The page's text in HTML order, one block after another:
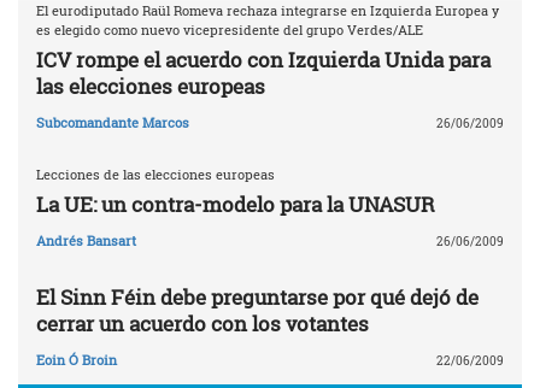
El eurodiputado Raül Romeva rechaza integrarse en Izquierda Europea y
es elegido como nuevo vicepresidente del grupo Verdes/ALE
ICV rompe el acuerdo con Izquierda Unida para
las elecciones europeas
Subcomandante Marcos 26/06/2009
Lecciones de las elecciones europeas
La UE: un contra-modelo para la UNASUR
Andrés Bansart 26/06/2009
El Sinn Féin debe preguntarse por qué dejó de
cerrar un acuerdo con los votantes
Eoin Ó Broin 22/06/2009